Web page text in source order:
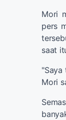
Mori
pers
saat
"Saya
Mori